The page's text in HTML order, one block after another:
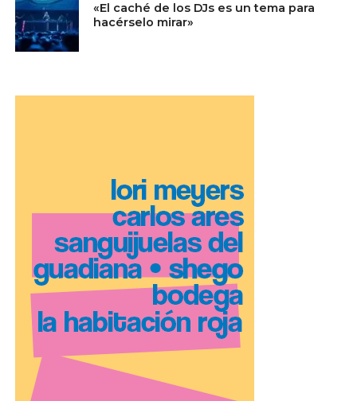
«El caché de los DJs es un tema para
hacérselo mirar»